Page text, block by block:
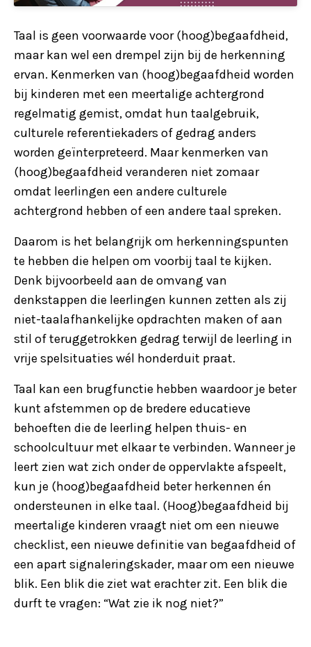
Taal is geen voorwaarde voor (hoog)begaafdheid,
maar kan wel een drempel zijn bij de herkenning
ervan. Kenmerken van (hoog)begaafdheid worden
bij kinderen met een meertalige achtergrond
regelmatig gemist, omdat hun taalgebruik,
culturele referentiekaders of gedrag anders
worden geïnterpreteerd. Maar kenmerken van
(hoog)begaafdheid veranderen niet zomaar
omdat leerlingen een andere culturele
achtergrond hebben of een andere taal spreken.
Daarom is het belangrijk om herkenningspunten
te hebben die helpen om voorbij taal te kijken.
Denk bijvoorbeeld aan de omvang van
denkstappen die leerlingen kunnen zetten als zij
niet-taalafhankelijke opdrachten maken of aan
stil of teruggetrokken gedrag terwijl de leerling in
vrije spelsituaties wél honderduit praat.
Taal kan een brugfunctie hebben waardoor je beter
kunt afstemmen op de bredere educatieve
behoeften die de leerling helpen thuis- en
schoolcultuur met elkaar te verbinden. Wanneer je
leert zien wat zich onder de oppervlakte afspeelt,
kun je (hoog)begaafdheid beter herkennen én
ondersteunen in elke taal. (Hoog)begaafdheid bij
meertalige kinderen vraagt niet om een nieuwe
checklist, een nieuwe definitie van begaafdheid of
een apart signaleringskader, maar om een nieuwe
blik. Een blik die ziet wat erachter zit. Een blik die
durft te vragen: “Wat zie ik nog niet?”